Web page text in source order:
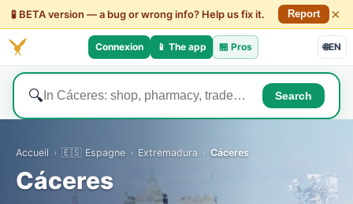
🧪 BETA version — a bug or wrong info? Help us fix it. Report ×
Connexion 📱 The app 🏪 Pros 🌐EN
🔍 Search
Accueil › 🇪🇸 Espagne › Extremadura › Cáceres
Cáceres